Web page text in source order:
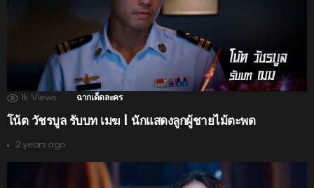
1k Views ฉากเด็ดละคร
โน้ต วัชรบูล รับบท เมฆ | นักแสดงลูกผู้ชายไม้ตะพด
2 years ago